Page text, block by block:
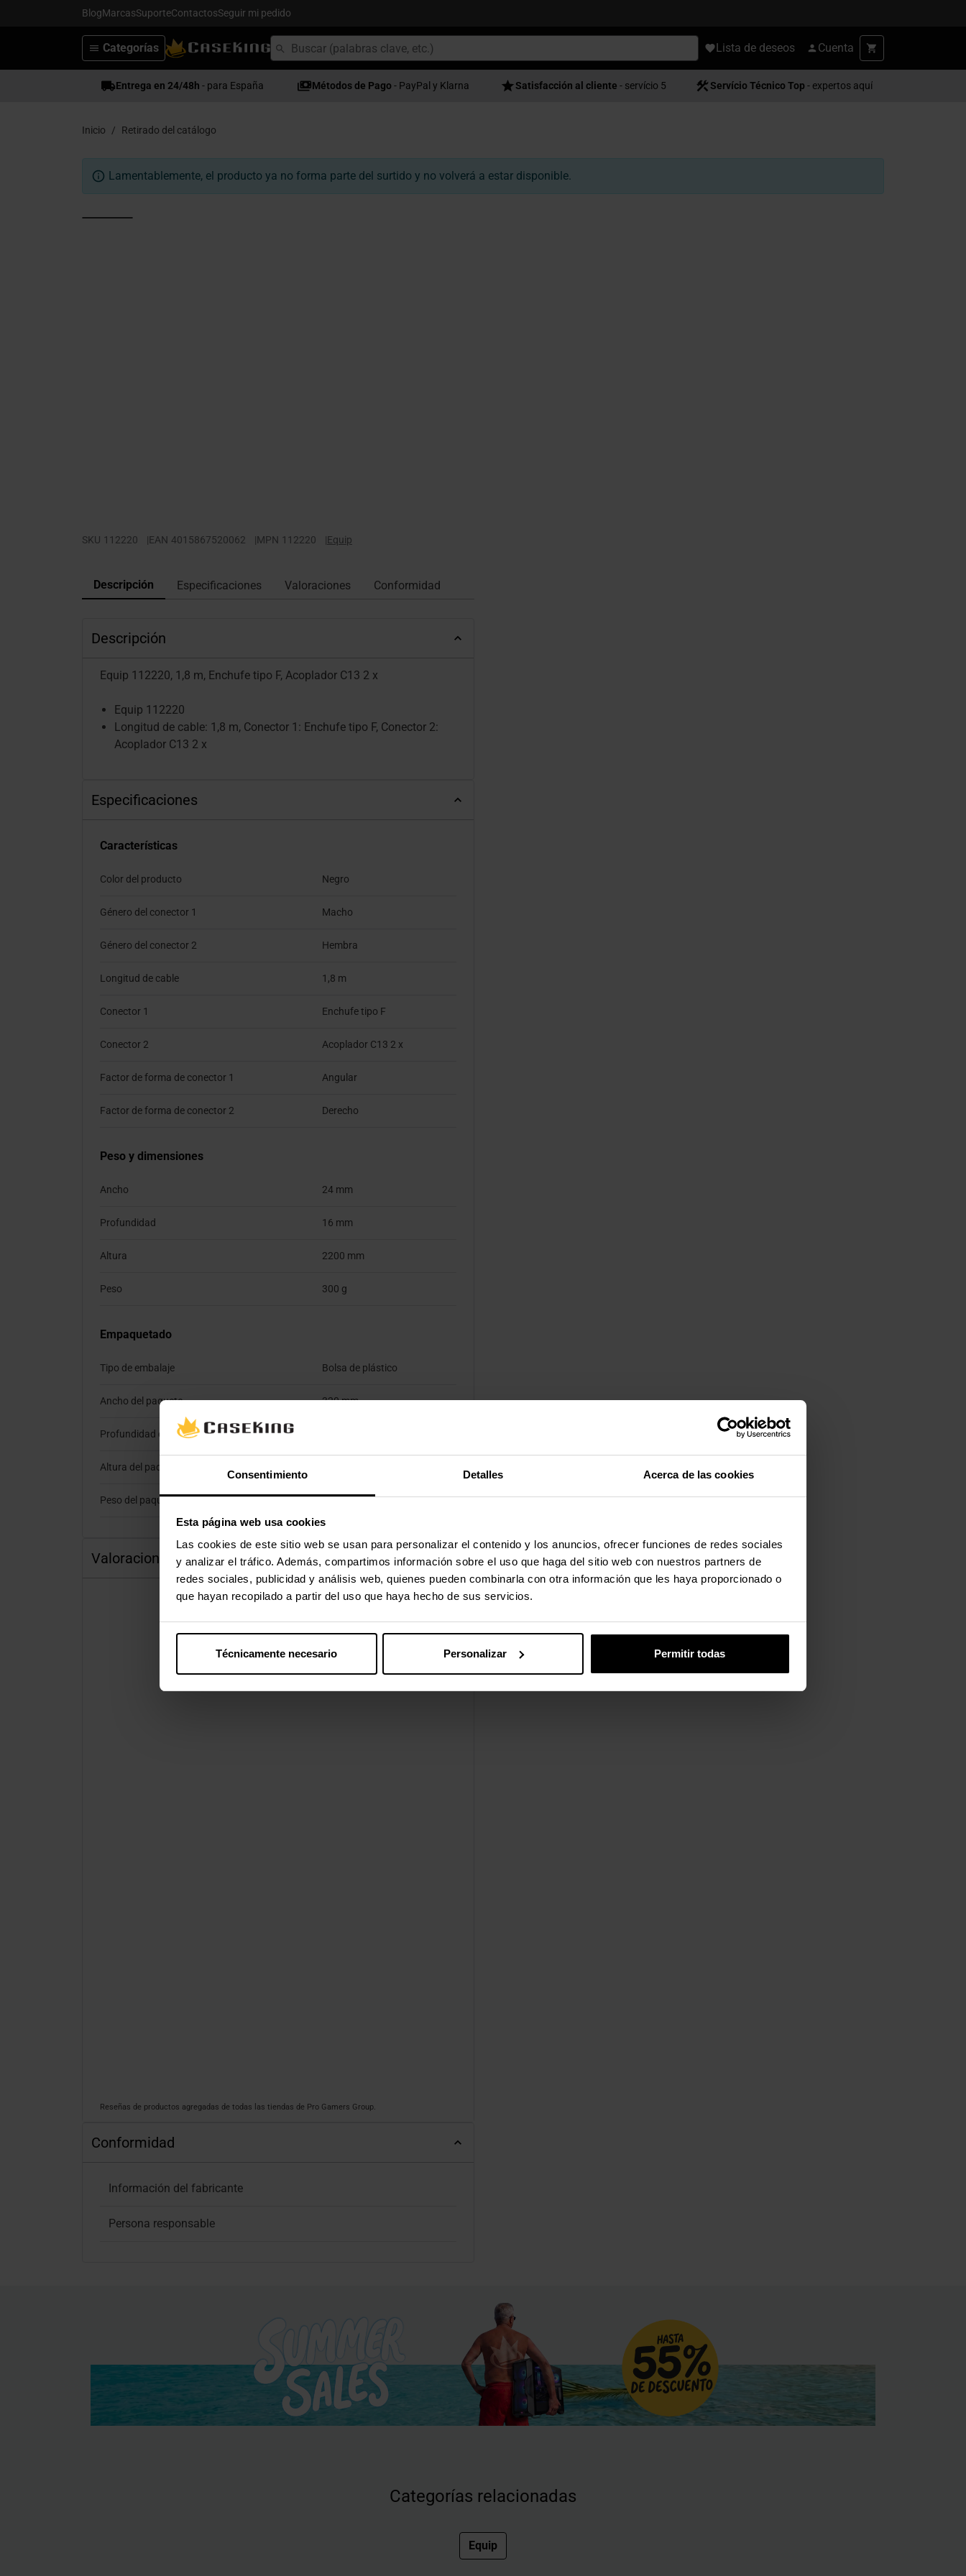
Consentimiento Detalles Acerca de las cookies
Esta página web usa cookies
Las cookies de este sitio web se usan para personalizar el contenido y los anuncios, ofrecer funciones de redes sociales
y analizar el tráfico. Además, compartimos información sobre el uso que haga del sitio web con nuestros partners de
redes sociales, publicidad y análisis web, quienes pueden combinarla con otra información que les haya proporcionado o
que hayan recopilado a partir del uso que haya hecho de sus servicios.
Técnicamente necesario Personalizar Permitir todas
BlogMarcasSuporteContactosSeguir mi pedido
Lista de deseos Cuenta
Categorías
Entrega en 24/48h - para España Métodos de Pago - PayPal y Klarna Satisfacción al cliente - servício 5 Servício Técnico Top - expertos aquí
Inicio Retirado del catálogo
Lamentablemente, el producto ya no forma parte del surtido y no volverá a estar disponible.
SKU 112220 |EAN 4015867520062 |MPN 112220 |Equip
Descripción Especificaciones Valoraciones Conformidad
Descripción
Equip 112220, 1,8 m, Enchufe tipo F, Acoplador C13 2 x
Equip 112220
Longitud de cable: 1,8 m, Conector 1: Enchufe tipo F, Conector 2:
Acoplador C13 2 x
Especificaciones
Características
Color del producto Negro
Género del conector 1 Macho
Género del conector 2 Hembra
Longitud de cable 1,8 m
Conector 1 Enchufe tipo F
Conector 2 Acoplador C13 2 x
Factor de forma de conector 1 Angular
Factor de forma de conector 2 Derecho
Peso y dimensiones
Ancho 24 mm
Profundidad 16 mm
Altura 2200 mm
Peso 300 g
Empaquetado
Tipo de embalaje Bolsa de plástico
Ancho del paquete 320 mm
Profundidad del paquete
Altura del paquete
Peso del paquete 303 g
Valoraciones
Reseñas de productos agregadas de todas las tiendas de Pro Gamers Group.
Conformidad
Información del fabricante
Persona responsable
Categorías relacionadas
Equip